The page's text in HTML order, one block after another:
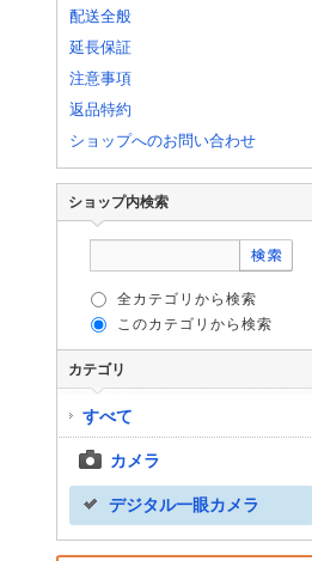
配送全般
延長保証
注意事項
返品特約
ショップへのお問い合わせ
ショップ内検索
全カテゴリから検索
このカテゴリから検索
カテゴリ
すべて
カメラ
デジタル一眼カメラ